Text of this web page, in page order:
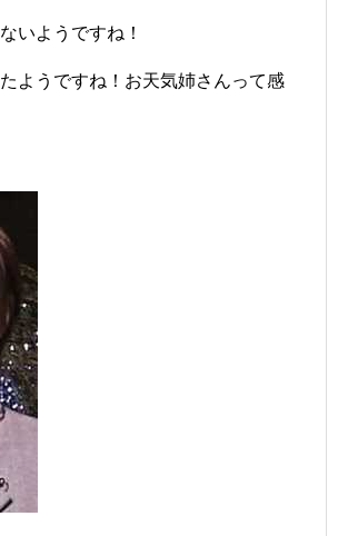
いようですね！
ようですね！お天気姉さんって感